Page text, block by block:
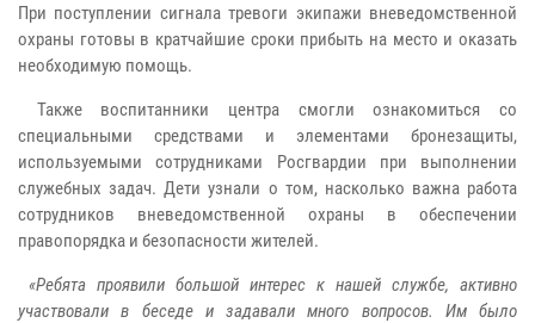
При поступлении сигнала тревоги экипажи вневедомственной
охраны готовы в кратчайшие сроки прибыть на место и оказать
необходимую помощь.
Также воспитанники центра смогли ознакомиться со
специальными средствами и элементами бронезащиты,
используемыми сотрудниками Росгвардии при выполнении
служебных задач. Дети узнали о том, насколько важна работа
сотрудников вневедомственной охраны в обеспечении
правопорядка и безопасности жителей.
«Ребята проявили большой интерес к нашей службе, активно
участвовали в беседе и задавали много вопросов. Им было